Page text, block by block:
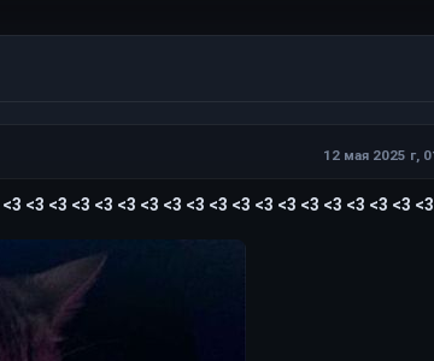
12 мая 2025 г,
<3 <3 <3 <3 <3 <3 <3 <3 <3 <3 <3 <3 <3 <3 <3 <3 <3 <3